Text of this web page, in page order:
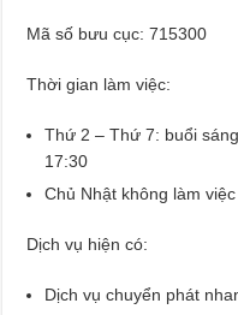
Mã số bưu cục: 715300
Thời gian làm việc:
Thứ 2 – Thứ 7: buổi
17:30
Chủ Nhật không làm việc
Dịch vụ hiện có:
Dịch vụ chuyển phát